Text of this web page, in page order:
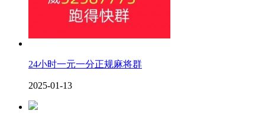
24小时一元一分正规麻将群
2025-01-13